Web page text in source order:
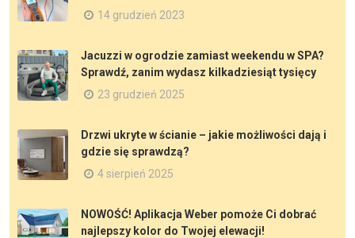
14 grudzień 2023
Jacuzzi w ogrodzie zamiast weekendu w SPA?
Sprawdź, zanim wydasz kilkadziesiąt tysięcy
23 grudzień 2025
Drzwi ukryte w ścianie – jakie możliwości dają i
gdzie się sprawdzą?
4 sierpień 2025
NOWOŚĆ! Aplikacja Weber pomoże Ci dobrać
najlepszy kolor do Twojej elewacji!